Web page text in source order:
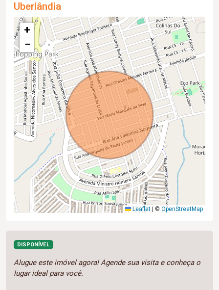
Uberlândia
+
−
Leaflet © OpenStreetMap
DISPONÍVEL
Alugue este imóvel agora! Agende sua visita e conheça o
lugar ideal para você.